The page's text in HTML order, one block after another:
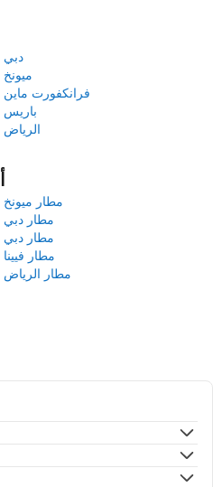
دبي
ميونخ
فرانكفورت ماين
باريس
الرياض
مطار ميونخ
مطار دبي
مطار دبي
مطار فيينا
مطار الرياض